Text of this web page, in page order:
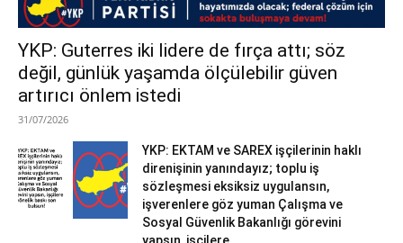
YKP: Guterres iki lidere de fırça attı; söz
değil, günlük yaşamda ölçülebilir güven
artırıcı önlem istedi
31/07/2026
YKP: EKTAM ve SAREX işçilerinin haklı
direnişinin yanındayız; toplu iş
sözleşmesi eksiksiz uygulansın,
işverenlere göz yuman Çalışma ve
Sosyal Güvenlik Bakanlığı görevini